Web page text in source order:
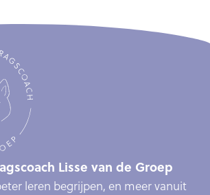
Lisse van de Groep
leren begrijpen, en meer vanuit